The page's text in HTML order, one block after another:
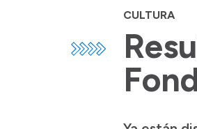
CULTURA